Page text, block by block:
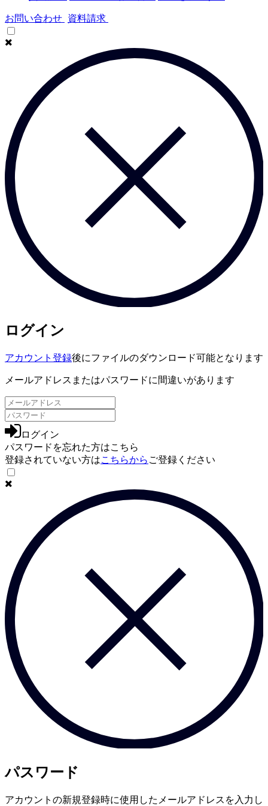
お問い合わせ 資料請求
ログイン
アカウント登録後にファイルのダウンロード可能となります
メールアドレスまたはパスワードに間違いがあります
ログイン
パスワードを忘れた方はこちら
登録されていない方はこちらから ご登録ください
パスワード
アカウントの新規登録時に使用したメールアドレスを入力し